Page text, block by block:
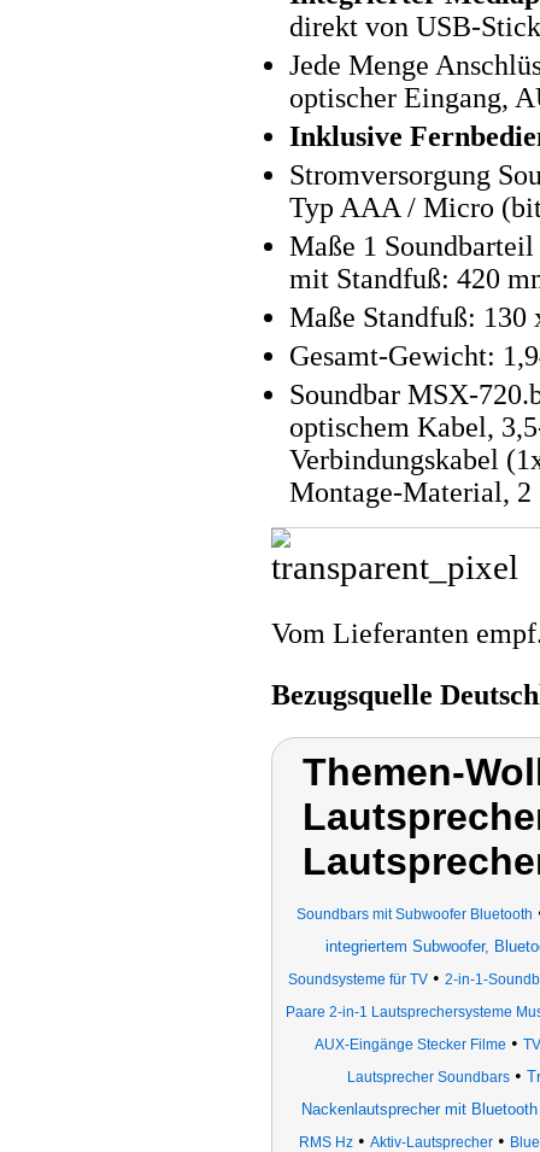
direkt von USB-
Jede Menge
optischer Eingang,
Inklusive
Stromversorgung
Typ AAA / Micro
Maße 1
mit Standfuß: 420
Maße Standfuß: 130
Gesamt-Gewicht:
Soundbar MSX-
optischem Kabel,
Verbindungskabel
Montage-Material, 2
Vom Lieferanten
Bezugsquelle
Themen-
Soundbars mit Subwoofer Bluetooth
integriertem Subwoofer,
Soundsysteme für TV• 2-in-1-
Paare 2-in-1 Lautsprechersysteme
AUX-Eingänge Stecker Filme •
Lautsprecher Soundbars •
Nackenlautsprecher mit
RMS Hz • Aktiv-Lautsprecher •